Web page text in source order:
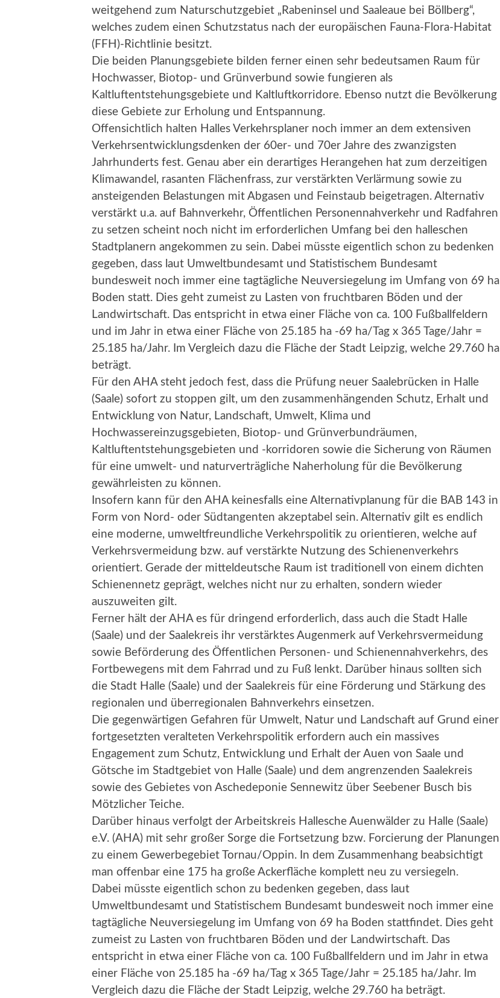
weitgehend zum Naturschutzgebiet „Rabeninsel und Saaleaue bei Böllberg“,
welches zudem einen Schutzstatus nach der europäischen Fauna-Flora-Habitat
(FFH)-Richtlinie besitzt.
Die beiden Planungsgebiete bilden ferner einen sehr bedeutsamen Raum für
Hochwasser, Biotop- und Grünverbund sowie fungieren als
Kaltluftentstehungsgebiete und Kaltluftkorridore. Ebenso nutzt die Bevölkerung
diese Gebiete zur Erholung und Entspannung.
Offensichtlich halten Halles Verkehrsplaner noch immer an dem extensiven
Verkehrsentwicklungsdenken der 60er- und 70er Jahre des zwanzigsten
Jahrhunderts fest. Genau aber ein derartiges Herangehen hat zum derzeitigen
Klimawandel, rasanten Flächenfrass, zur verstärkten Verlärmung sowie zu
ansteigenden Belastungen mit Abgasen und Feinstaub beigetragen. Alternativ
verstärkt u.a. auf Bahnverkehr, Öffentlichen Personennahverkehr und Radfahren
zu setzen scheint noch nicht im erforderlichen Umfang bei den halleschen
Stadtplanern angekommen zu sein. Dabei müsste eigentlich schon zu bedenken
gegeben, dass laut Umweltbundesamt und Statistischem Bundesamt
bundesweit noch immer eine tagtägliche Neuversiegelung im Umfang von 69 ha
Boden statt. Dies geht zumeist zu Lasten von fruchtbaren Böden und der
Landwirtschaft. Das entspricht in etwa einer Fläche von ca. 100 Fußballfeldern
und im Jahr in etwa einer Fläche von 25.185 ha -69 ha/Tag x 365 Tage/Jahr =
25.185 ha/Jahr. Im Vergleich dazu die Fläche der Stadt Leipzig, welche 29.760 ha
beträgt.
Für den AHA steht jedoch fest, dass die Prüfung neuer Saalebrücken in Halle
(Saale) sofort zu stoppen gilt, um den zusammenhängenden Schutz, Erhalt und
Entwicklung von Natur, Landschaft, Umwelt, Klima und
Hochwassereinzugsgebieten, Biotop- und Grünverbundräumen,
Kaltluftentstehungsgebieten und -korridoren sowie die Sicherung von Räumen
für eine umwelt- und naturverträgliche Naherholung für die Bevölkerung
gewährleisten zu können.
Insofern kann für den AHA keinesfalls eine Alternativplanung für die BAB 143 in
Form von Nord- oder Südtangenten akzeptabel sein. Alternativ gilt es endlich
eine moderne, umweltfreundliche Verkehrspolitik zu orientieren, welche auf
Verkehrsvermeidung bzw. auf verstärkte Nutzung des Schienenverkehrs
orientiert. Gerade der mitteldeutsche Raum ist traditionell von einem dichten
Schienennetz geprägt, welches nicht nur zu erhalten, sondern wieder
auszuweiten gilt.
Ferner hält der AHA es für dringend erforderlich, dass auch die Stadt Halle
(Saale) und der Saalekreis ihr verstärktes Augenmerk auf Verkehrsvermeidung
sowie Beförderung des Öffentlichen Personen- und Schienennahverkehrs, des
Fortbewegens mit dem Fahrrad und zu Fuß lenkt. Darüber hinaus sollten sich
die Stadt Halle (Saale) und der Saalekreis für eine Förderung und Stärkung des
regionalen und überregionalen Bahnverkehrs einsetzen.
Die gegenwärtigen Gefahren für Umwelt, Natur und Landschaft auf Grund einer
fortgesetzten veralteten Verkehrspolitik erfordern auch ein massives
Engagement zum Schutz, Entwicklung und Erhalt der Auen von Saale und
Götsche im Stadtgebiet von Halle (Saale) und dem angrenzenden Saalekreis
sowie des Gebietes von Aschedeponie Sennewitz über Seebener Busch bis
Mötzlicher Teiche.
Darüber hinaus verfolgt der Arbeitskreis Hallesche Auenwälder zu Halle (Saale)
e.V. (AHA) mit sehr großer Sorge die Fortsetzung bzw. Forcierung der Planungen
zu einem Gewerbegebiet Tornau/Oppin. In dem Zusammenhang beabsichtigt
man offenbar eine 175 ha große Ackerfläche komplett neu zu versiegeln.
Dabei müsste eigentlich schon zu bedenken gegeben, dass laut
Umweltbundesamt und Statistischem Bundesamt bundesweit noch immer eine
tagtägliche Neuversiegelung im Umfang von 69 ha Boden stattfindet. Dies geht
zumeist zu Lasten von fruchtbaren Böden und der Landwirtschaft. Das
entspricht in etwa einer Fläche von ca. 100 Fußballfeldern und im Jahr in etwa
einer Fläche von 25.185 ha -69 ha/Tag x 365 Tage/Jahr = 25.185 ha/Jahr. Im
Vergleich dazu die Fläche der Stadt Leipzig, welche 29.760 ha beträgt.